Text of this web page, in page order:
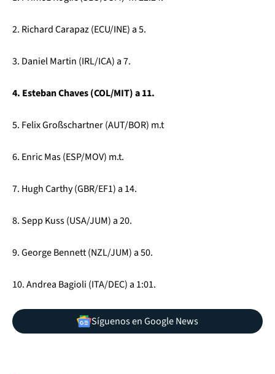
2. Richard Carapaz (ECU/INE) a 5.
3. Daniel Martin (IRL/ICA) a 7.
4. Esteban Chaves (COL/MIT) a 11.
5. Felix Großschartner (AUT/BOR) m.t
6. Enric Mas (ESP/MOV) m.t.
7. Hugh Carthy (GBR/EF1) a 14.
8. Sepp Kuss (USA/JUM) a 20.
9. George Bennett (NZL/JUM) a 50.
10. Andrea Bagioli (ITA/DEC) a 1:01.
Síguenos en Google News